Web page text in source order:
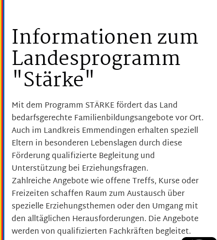
Informationen zum
Landesprogramm
"Stärke"
Mit dem Programm STÄRKE fördert das Land
bedarfsgerechte Familienbildungsangebote vor Ort.
Auch im Landkreis Emmendingen erhalten speziell
Eltern in besonderen Lebenslagen durch diese
Förderung qualifizierte Begleitung und
Unterstützung bei Erziehungsfragen.
Zahlreiche Angebote wie offene Treffs, Kurse oder
Freizeiten schaffen Raum zum Austausch über
spezielle Erziehungsthemen oder den Umgang mit
den alltäglichen Herausforderungen. Die Angebote
werden von qualifizierten Fachkräften begleitet.